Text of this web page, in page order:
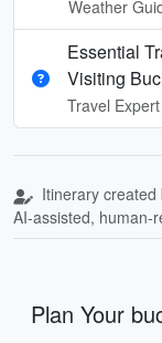
Weather
Essential
Visiting
Travel Expert
Itinerary created
AI-assisted, human-
Plan Your